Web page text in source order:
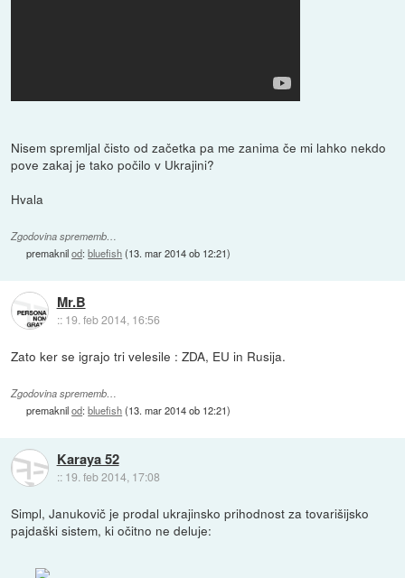
Nisem spremljal čisto od začetka pa me zanima če mi lahko nekdo
pove zakaj je tako počilo v Ukrajini?
Hvala
Zgodovina sprememb…
premaknilod:bluefish(13. mar 2014 ob 12:21)
Mr.B
:: 19. feb 2014, 16:56
Zato ker se igrajo tri velesile : ZDA, EU in Rusija.
Zgodovina sprememb…
premaknilod:bluefish(13. mar 2014 ob 12:21)
Karaya 52
:: 19. feb 2014, 17:08
Simpl, Janukovič je prodal ukrajinsko prihodnost za tovarišijsko
pajdaški sistem, ki očitno ne deluje: